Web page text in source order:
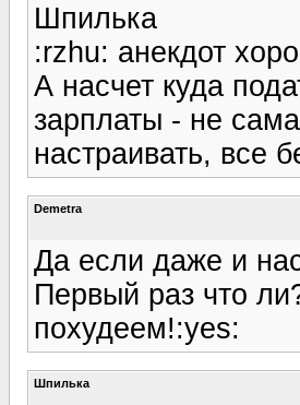
Шпилька
:rzhu: анекдот
А насчет куда
зарплаты - не
настраивать, все
Demetra
Да если даже и
Первый раз что
похудеем!:yes:
Шпилька